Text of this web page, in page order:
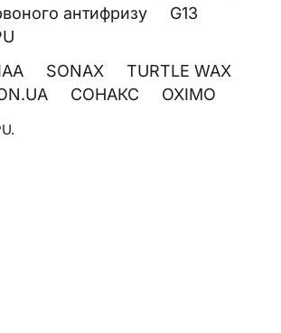
антифризу
G13
SONAX
TURTLE WAX
СОНАКС OXIMO